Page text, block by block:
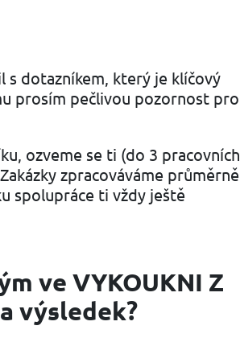
s dotazníkem, který je klíčový
prosím pečlivou pozornost pro
ozveme se ti (do 3 pracovních
zpracováváme průměrně
spolupráce ti vždy ještě
ve VYKOUKNI Z
výsledek?